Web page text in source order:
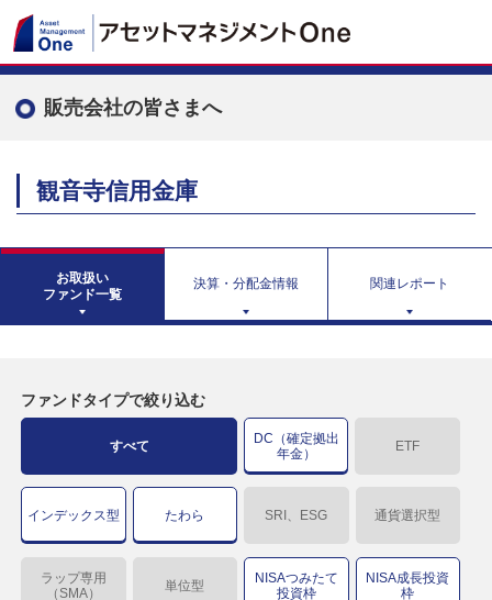
販売会社の皆さまへ
観音寺信用金庫
お取扱い
ファンド一覧
決算・分配金情報 関連レポート
ファンドタイプで絞り込む
すべて
DC（確定拠出
年金）
ETF
インデックス型 たわら SRI、ESG 通貨選択型
ラップ専用
（SMA）
単位型
NISAつみたて
投資枠
NISA成長投資
枠